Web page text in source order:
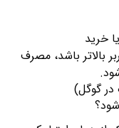
خرید
بالاتر باشد، مصرف
در گوگل)